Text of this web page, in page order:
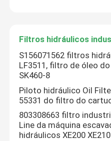
Filtros do equipamento
Filtros do poder do
Filtros hidráulicos
S156071562 filtros
LF3511, filtro de óleo
SK460-8
Piloto hidráulico Oil
55331 do filtro do
803308663 filtro
Line da máquina
hidráulicos XE200